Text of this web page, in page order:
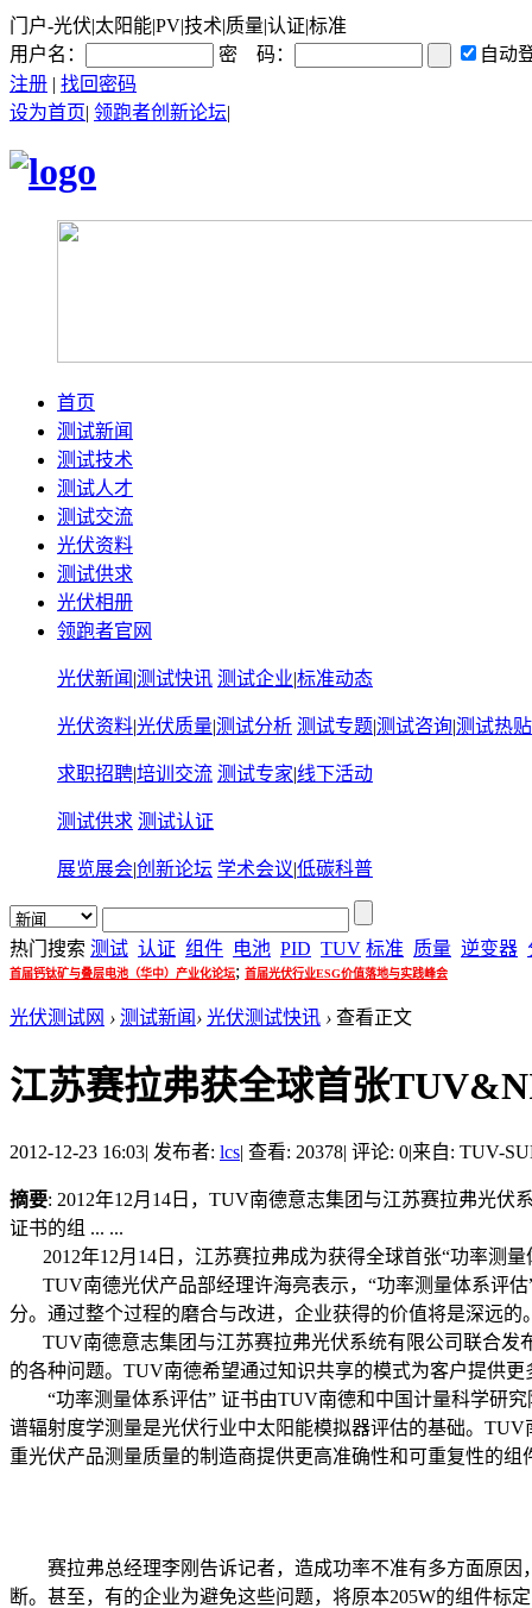
门户-光伏|太阳能|PV|技术|质量|认证|标准
用户名：
密 码：
自动
注册 | 找回密码
设为首页| 领跑者创新论坛|
首页
测试新闻
测试技术
测试人才
测试交流
光伏资料
测试供求
光伏相册
领跑者官网
光伏新闻 |测试快讯 测试企业|标准动态
光伏资料|光伏质量|测试分析 测试专题|测试咨询|测试热贴
求职招聘|培训交流 测试专家|线下活动
测试供求 测试认证
展览展会|创新论坛 学术会议|低碳科普
热门搜索 测试 认证 组件 电池 PID TUV 标准 质量 逆变器
首届钙钛矿与叠层电池（华中）产业化论坛; 首届光伏行业ESG价值落地与实践峰会
光伏测试网 › 测试新闻 › 光伏测试快讯 › 查看正文
江苏赛拉弗获全球首张
2012-12-23 16:03| 发布者: lcs| 查看: 20378| 评论: 0|来自: TUV-
摘要: 2012年12月14日，TUV南德意志集团与江苏赛拉弗光伏
证书的组 ... ...
2012年12月14日，江苏赛拉弗成为获得全球首张“功率测量
TUV南德光伏产品部经理许海亮表示，“功率测量体系评估
分。通过整个过程的磨合与改进，企业获得的价值将是深远的
TUV南德意志集团与江苏赛拉弗光伏系统有限公司联合发
的各种问题。TUV南德希望通过知识共享的模式为客户提供
“功率测量体系评估” 证书由TUV南德和中国计量科学研究
谱辐射度学测量是光伏行业中太阳能模拟器评估的基础。
重光伏产品测量质量的制造商提供更高准确性和可重复性的组
赛拉弗总经理李刚告诉记者，造成功率不准有多方面原因
断。甚至，有的企业为避免这些问题，将原本205W的组件标